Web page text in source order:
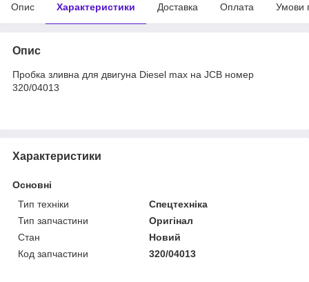
Опис Характеристики Доставка Оплата Умови
Опис
Пробка зливна для двигуна Diesel max на JCB номер
320/04013
Характеристики
Основні
Тип техніки
Спецтехніка
Тип запчастини
Оригінал
Стан
Новий
Код запчастини
320/04013